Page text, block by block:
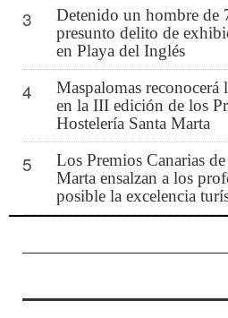
3
Detenido un hombre de
presunto delito de
en Playa del Inglés
4
Maspalomas reconocerá
en la III edición de los
Hostelería Santa Marta
5
Los Premios Canarias
Marta ensalzan a los
posible la excelencia